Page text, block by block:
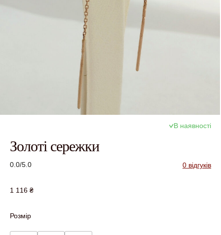
В наявності
Золоті сережки
0.0/5.0 0 відгуків
1 116 ₴
Розмір